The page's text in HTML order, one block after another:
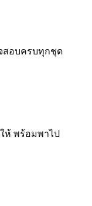
สอบครบทุกชุด
ห้ พร้อมพาไป